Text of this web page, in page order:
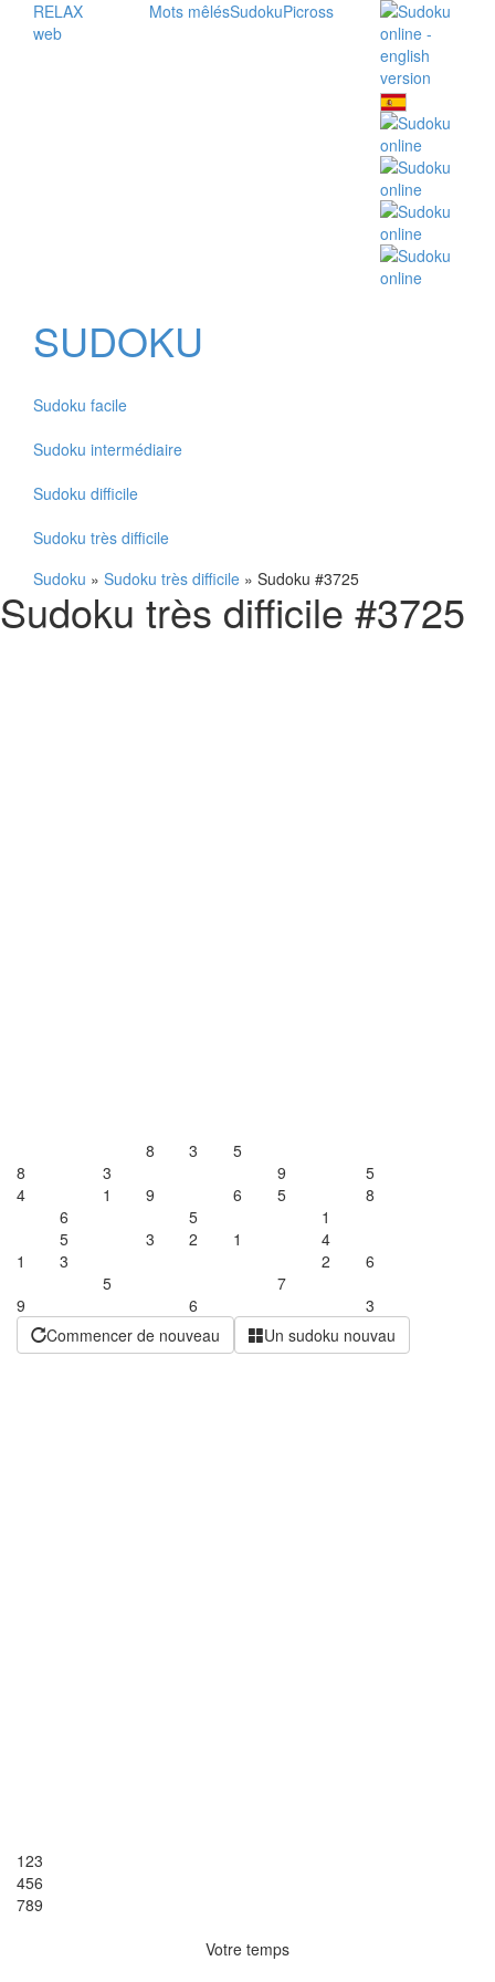
RELAX
web
Mots mêlésSudokuPicross
SUDOKU
Sudoku facile
Sudoku intermédiaire
Sudoku difficile
Sudoku très difficile
Sudoku » Sudoku très difficile » Sudoku #3725
Sudoku très difficile #3725
8 3
5
8
3 9
5
4
1 9 6 5
8
6
5
1
5
3 2 1
4
1
3 2
6
5
7
9
6
3
Commencer de nouveau
Un sudoku nouvau
123
456
789
Votre temps